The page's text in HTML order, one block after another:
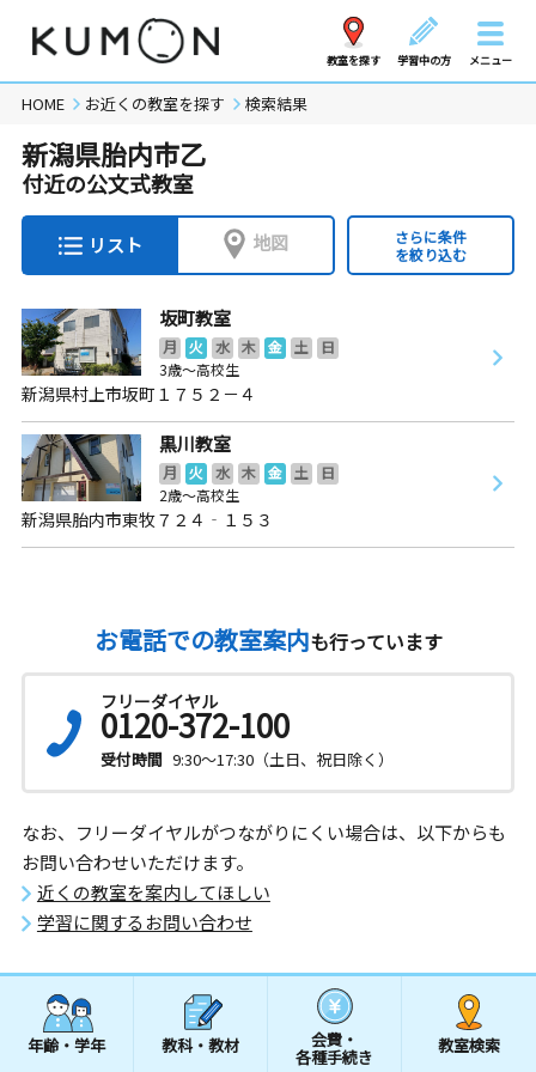
教室を探す 学習中の方 メニュー
HOME お近くの教室を探す 検索結果
新潟県胎内市乙
付近の公文式教室
リスト 地図
さらに条件
を絞り込む
坂町教室
月 火 水 木 金 土
日
3歳～高校生
新潟県村上市坂町１７５２－４
黒川教室
月 火 水 木 金 土
日
2歳～高校生
新潟県胎内市東牧７２４‐１５３
お電話での教室案内も行っています
フリーダイヤル
0120-372-100
受付時間 9:30～17:30（土日、祝日除く）
なお、フリーダイヤルがつながりにくい場合は、以下からも
お問い合わせいただけます。
近くの教室を案内してほしい
学習に関するお問い合わせ
年齢・学年 教科・教材 会費・
各種手続き
教室検索